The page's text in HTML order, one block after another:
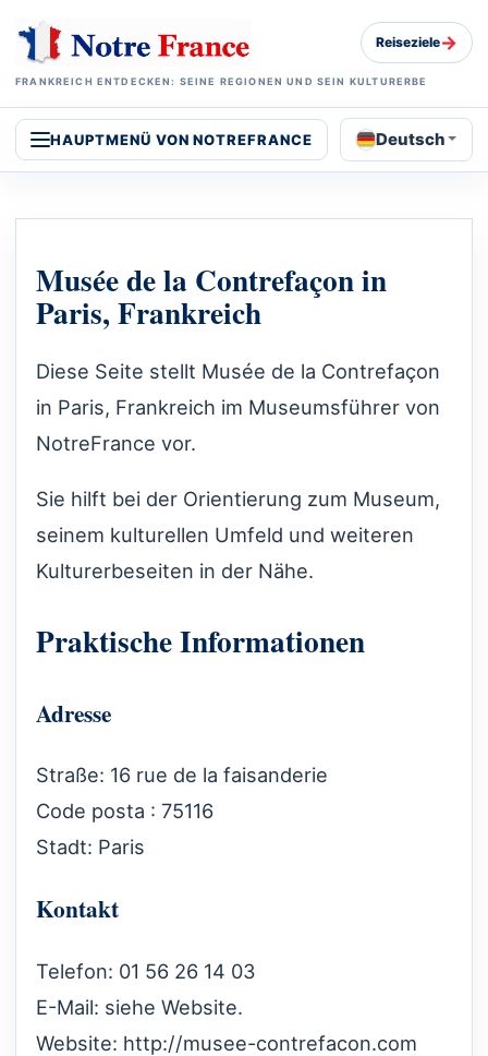
FRANKREICH ENTDECKEN: SEINE REGIONEN UND SEIN KULTURERBE
Reiseziele→
HAUPTMENÜ VON NOTREFRANCE Deutsch
Musée de la Contrefaçon in
Paris, Frankreich
Diese Seite stellt Musée de la Contrefaçon
in Paris, Frankreich im Museumsführer von
NotreFrance vor.
Sie hilft bei der Orientierung zum Museum,
seinem kulturellen Umfeld und weiteren
Kulturerbeseiten in der Nähe.
Praktische Informationen
Adresse
Straße: 16 rue de la faisanderie
Code posta : 75116
Stadt: Paris
Kontakt
Telefon: 01 56 26 14 03
E-Mail: siehe Website.
Website: http://musee-contrefacon.com